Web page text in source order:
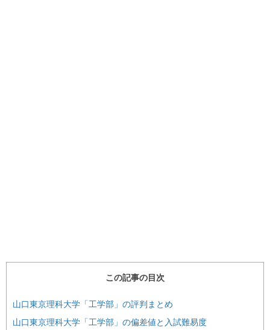
この記事の目次
山口東京理科大学「工学部」の評判まとめ
山口東京理科大学「工学部」の偏差値と入試難易度